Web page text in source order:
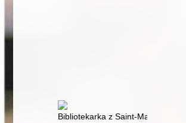
Bibliotekarka z Saint-Malo